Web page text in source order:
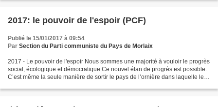
2017: le pouvoir de l'espoir (PCF)
Publié le 15/01/2017 à 09:54
Par Section du Parti communiste du Pays de Morlaix
2017 - Le pouvoir de l'espoir Nous sommes une majorité à vouloir le progrès
social, écologique et démocratique Ce nouvel élan de progrès est possible.
C’est même la seule manière de sortir le pays de l’ornière dans laquelle les